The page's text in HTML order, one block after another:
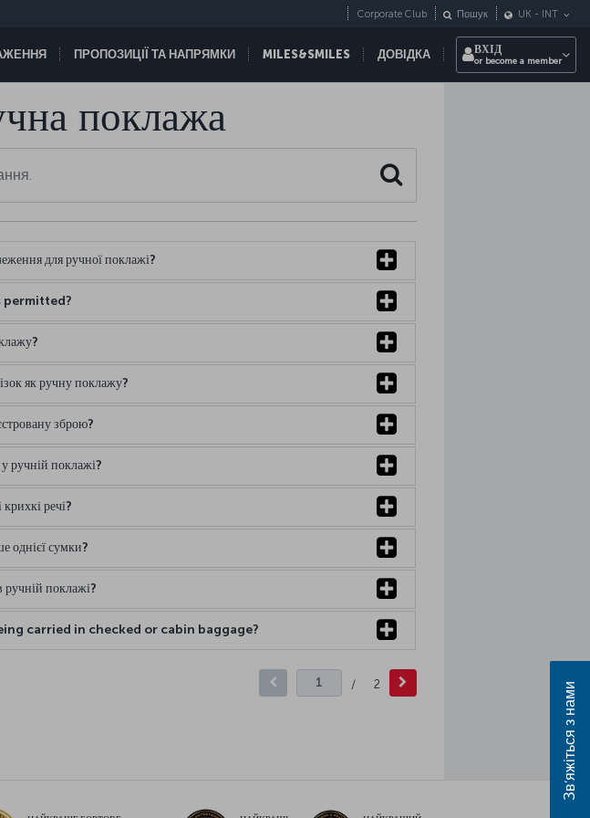
ПРОПОЗИЦІЇ ТА НАПРЯМКИ MILES&SMILES ДОВІДКА
Corporate Club Пошук UK - INT
ВХІД
or become a member
поклажа
Search
для ручної поклажі?
permitted?
як ручну поклажу?
зброю?
ручній поклажі?
речі?
однієї сумки?
поклажі?
carried in checked or cabin baggage?
/ 2 Зв’яжіться з нами